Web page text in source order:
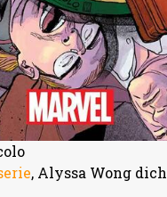
, Alyssa Wong